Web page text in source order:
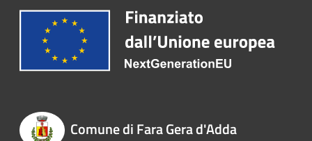
Comune di Fara Gera d'Adda